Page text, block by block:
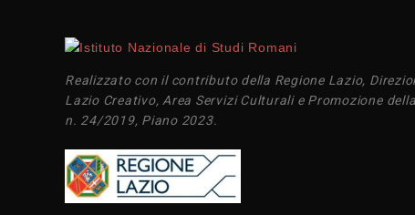
Realizzato con il contributo della Regione Lazio,
Lazio Creativo, Area Servizi Culturali e Promozione
n. 24/2019, Piano 2023.